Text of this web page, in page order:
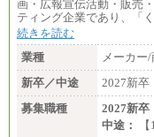
画・広報宣伝活動・販売
ティング企業であり、「
続きを読む
業種
メーカー
新卒／中途
2027新卒
募集職種
2027新卒
中途：